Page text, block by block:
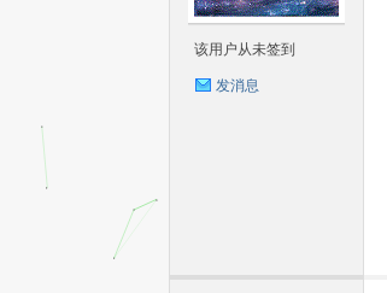
该用户从未签到
发消息